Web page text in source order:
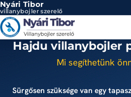
Ugrás a tartalomra
Nyári Tibor
villanybojler szerelő
Hajdu villanybojler
Mi segíthetünk
Sürgősen szüksége van egy